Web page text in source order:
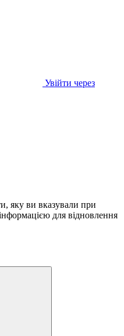
Увійти через
яку ви вказували при
для відновлення